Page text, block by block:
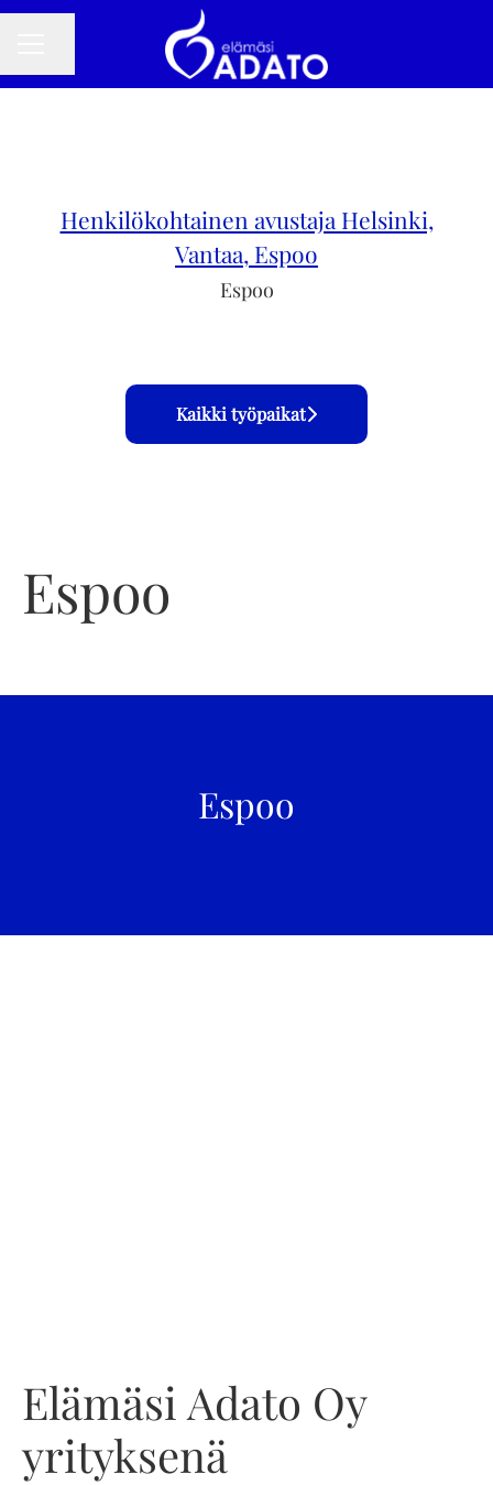
Henkilökohtainen avustaja Helsinki,
Vantaa, Espoo
Espoo
Kaikki työpaikat
Espoo
Espoo
Elämäsi Adato Oy
yrityksenä